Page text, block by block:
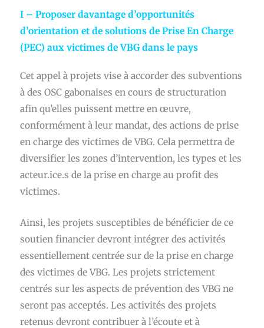
I – Proposer davantage d’opportunités
d’orientation et de solutions de Prise En Charge
(PEC) aux victimes de VBG dans le pays
Cet appel à projets vise à accorder des subventions
à des OSC gabonaises en cours de structuration
afin qu’elles puissent mettre en œuvre,
conformément à leur mandat, des actions de prise
en charge des victimes de VBG. Cela permettra de
diversifier les zones d’intervention, les types et les
acteur.ice.s de la prise en charge au profit des
victimes.
Ainsi, les projets susceptibles de bénéficier de ce
soutien financier devront intégrer des activités
essentiellement centrée sur de la prise en charge
des victimes de VBG. Les projets strictement
centrés sur les aspects de prévention des VBG ne
seront pas acceptés. Les activités des projets
retenus devront contribuer à l’écoute et à